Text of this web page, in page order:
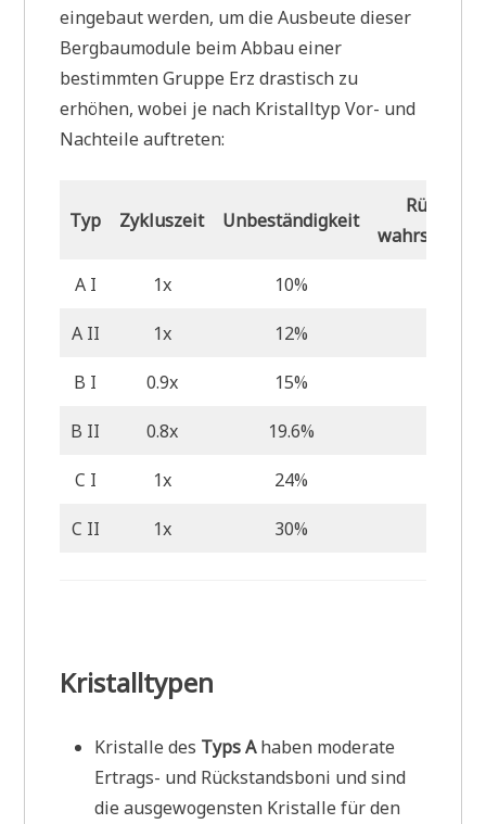
eingebaut werden, um die Ausbeute dieser
Bergbaumodule beim Abbau einer
bestimmten Gruppe Erz drastisch zu
erhöhen, wobei je nach Kristalltyp Vor- und
Nachteile auftreten:
Typ Zykluszeit Unbeständigkeit
A I 1x 10%
A II 1x 12%
B I 0.9x 15%
B II 0.8x 19.6%
C I 1x 24%
C II 1x 30%
Kristalltypen
Kristalle des Typs Ahaben moderate
Ertrags- und Rückstandsboni und sind
die ausgewogensten Kristalle für den